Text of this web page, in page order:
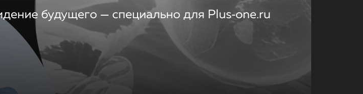
будущего — специально для Plus‑one.ru